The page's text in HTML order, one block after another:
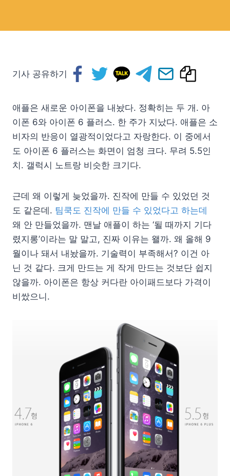
기사 공유하기
애플은 새로운 아이폰을 내놨다. 정확히는 두 개. 아
이폰 6와 아이폰 6 플러스. 한 주가 지났다. 애플은 소
비자의 반응이 열광적이었다고 자랑한다. 이 중에서
도 아이폰 6 플러스는 화면이 엄청 크다. 무려 5.5인
치. 갤럭시 노트랑 비슷한 크기다.
근데 왜 이렇게 늦었을까. 진작에 만들 수 있었던 것
도 같은데. 팀쿡도 진작에 만들 수 있었다고 하는데
왜 안 만들었을까. 맨날 애플이 하는 ‘될 때까지 기다
렸지롱’이라는 말 말고, 진짜 이유는 왤까. 왜 올해 9
월이나 돼서 내놨을까. 기술력이 부족해서? 이건 아
닌 것 같다. 크게 만드는 게 작게 만드는 것보단 쉽지
않을까. 아이폰은 항상 커다란 아이패드보다 가격이
비쌌으니.